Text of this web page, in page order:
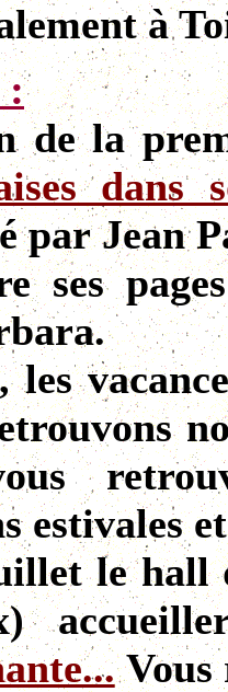
à
:
de la
par Jean
ses
estivales
le hall
Vous